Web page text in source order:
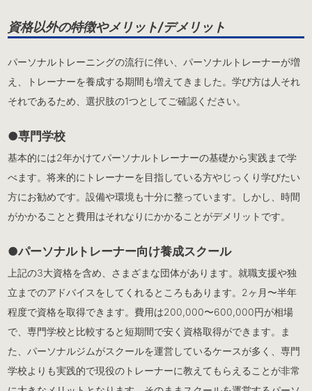
資格以外の特徴やメリット/デメリット
パーソナルトレーニングの流行に伴い、パーソナルトレーナーが増
え、トレーナーを養成する期間も増えてきました。学び方は人それ
それであるため、選択肢の1つとしてご確認ください。
●専門学校
基本的には2年かけてパーソナルトレーナーの基礎から実践まで学
べます。将来的にトレーナーを目指している方やじっくり学びたい
方にお勧めです。設備や環境も十分に整っています。しかし、時間
がかかることと費用はそれなりにかかることがデメリットです。
●パーソナルトレーナー向け養成スクール
上記の3大資格を含め、さまざまな団体があります。就職支援や独
立までのアドバイスをしてくれるところもあります。2ヶ月〜半年
程度で資格を取得できます。費用は200,000〜600,000円が相場
で、専門学校と比較すると短期間で安く資格取得ができます。ま
た、パーソナルジムがスクールを運営しているケースが多く、専門
学校よりも実践的で現役のトレーナーに教えてもらえることが非常